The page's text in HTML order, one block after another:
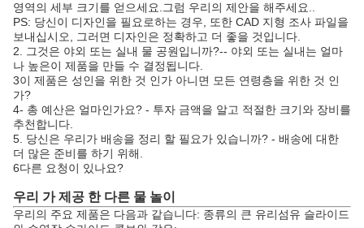
영역의 세부 크기를 얻으세요.그럼 우리의 제안을 해주세요..
PS: 당신이 디자인을 필요로하는 경우, 또한 CAD 지형 조사 파일을
보내십시오, 그러면 디자인은 정확하고 더 좋을 것입니다.
2. 그것은 야외 또는 실내 물 공원입니까?-- 야외 또는 실내는 얼마
나 높은이 제품을 만들 수 결정됩니다.
3이 제품은 성인을 위한 것 인가 아니면 모든 연령층을 위한 것 인
가?
4- 총 예산은 얼마인가요? - 투자 금액을 알고 적절한 크기와 장비를
추천합니다.
5. 당신은 우리가 배송을 정리 할 필요가 있습니까? - 배송에 대한
더 많은 준비를 하기 위해.
6다른 요청이 있나요?
우리 가 제공 한 다른 물 놀이
우리의 주요 제품은 다음과 같습니다: 종류의 큰 유리섬유 슬라이드